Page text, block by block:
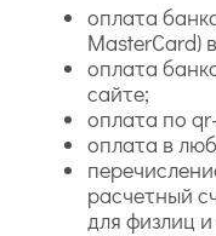
оплата
MasterCard)
оплата
сайте;
оплата по
оплата в
расчетный
для физлиц